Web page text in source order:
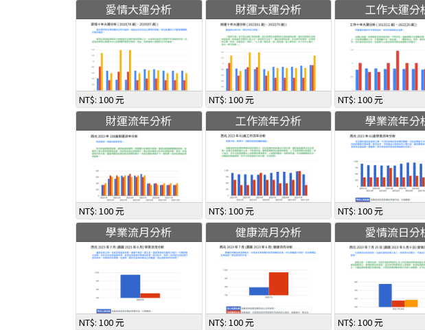
愛情大運分析
NT$: 100 元
財運大運分析
NT$: 100 元
工作大運分
NT$: 100 元
財運流年分析
NT$: 100 元
工作流年分析
NT$: 100 元
學業流年分
NT$: 100 元
學業流月分析
NT$: 100 元
健康流月分析
NT$: 100 元
愛情流日分
NT$: 100 元